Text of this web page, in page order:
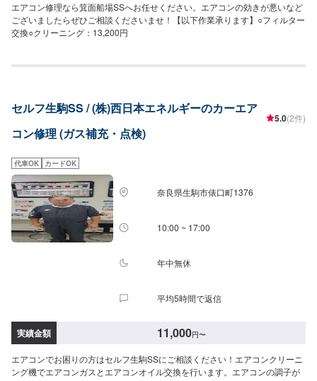
エアコン修理なら箕面船場SSへお任せください。エアコンの効きが悪いなど
ございましたらぜひご相談くださいませ！【以下作業承ります】○フィルター
交換○クリーニング：13,200円
セルフ生駒SS / (株)西日本エネルギーのカーエア
コン修理 (ガス補充・点検)
5.0(2件)
代車OK カードOK
奈良県生駒市俵口町1376
10:00 ~ 17:00
年中無休
平均5時間で返信
実績金額 11,000円〜
エアコンでお困りの方はセルフ生駒SSにご相談ください！エアコンクリーニ
ング機でエアコンガスとエアコンオイル交換を行います。エアコンの調子が